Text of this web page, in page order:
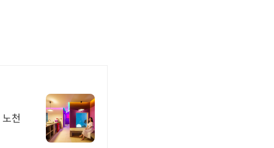
천